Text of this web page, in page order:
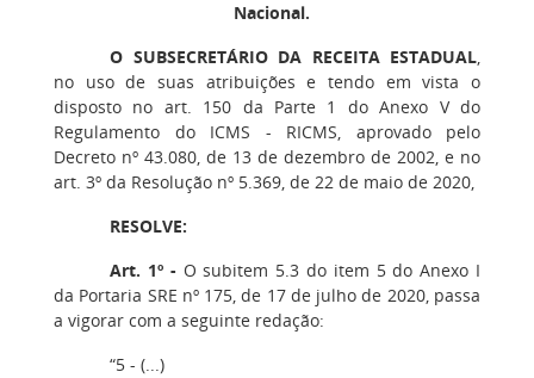
Nacional.
O SUBSECRETÁRIO DA RECEITA ESTADUAL,
no uso de suas atribuições e tendo em vista o
disposto no art. 150 da Parte 1 do Anexo V do
Regulamento do ICMS - RICMS, aprovado pelo
Decreto nº 43.080, de 13 de dezembro de 2002, e no
art. 3º da Resolução nº 5.369, de 22 de maio de 2020,
RESOLVE:
Art. 1º - O subitem 5.3 do item 5 do Anexo I
da Portaria SRE nº 175, de 17 de julho de 2020, passa
a vigorar com a seguinte redação:
“5 - (...)